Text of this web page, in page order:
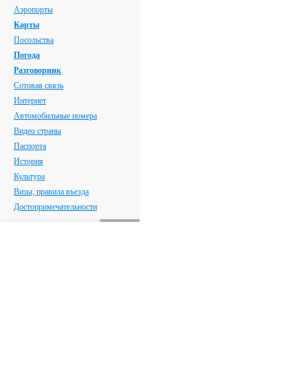
Аэропорты
Карты
Посольства
Погода
Разговорник
Сотовая связь
Интернет
Автомобильные номера
Видео страны
Паспорта
История
Культура
Визы, правила въезда
Достопримечательности